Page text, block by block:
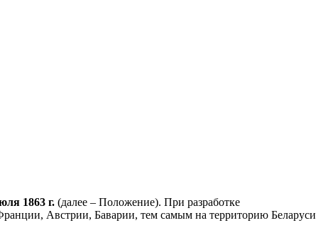
1863 г. (далее – Положение). При разработке
Франции, Австрии, Баварии, тем самым на территорию Беларуси